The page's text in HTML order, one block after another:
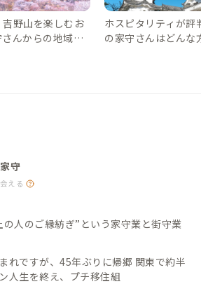
野山を楽しむお
んからの地域情
ホスピタリティが評
の家守さんはどんな
守
える
の人のご縁紡ぎ”という家守業と街守業
れですが、45年ぶりに帰郷 関東で約半
人生を終え、プチ移住組